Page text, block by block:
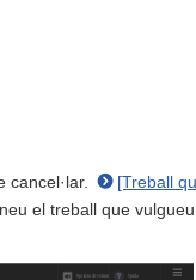
[Treball
el treball que